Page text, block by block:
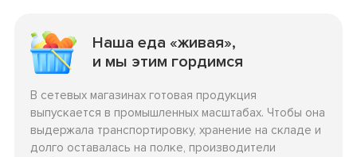
Наша еда «живая»,
и мы этим гордимся
В сетевых магазинах готовая продукция
выпускается в промышленных масштабах. Чтобы она
выдержала транспортировку, хранение на складе и
долго оставалась на полке, производители